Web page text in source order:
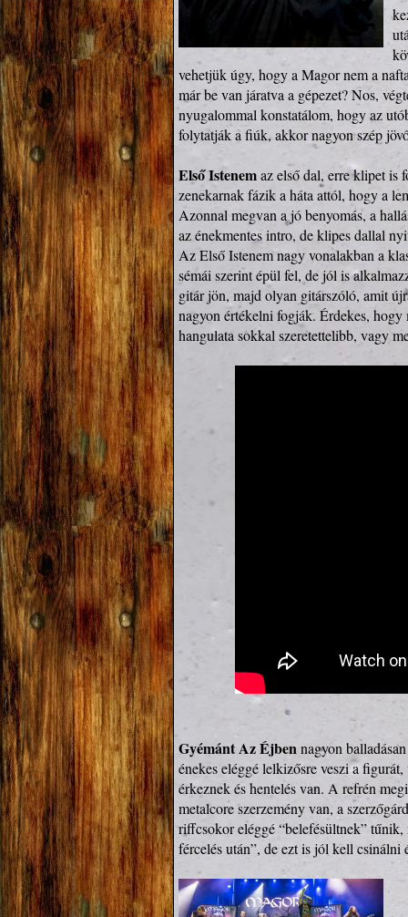
vehetjük úgy, hogy a Magor nem a
már be van járatva a gépezet? Nos,
nyugalommal konstatálom, hogy az
folytatják a fiúk, akkor nagyon szép
Első Istenem az első dal, erre klipet is
zenekarnak fázik a háta attól, hogy a
Azonnal megvan a jó benyomás, a
az énekmentes intro, de klipes dallal
Az Első Istenem nagy vonalakban a
sémái szerint épül fel, de jól is
gitár jön, majd olyan gitárszóló, amit
nagyon értékelni fogják. Érdekes,
hangulata sokkal szeretettelibb, vagy
Gyémánt Az Éjben nagyon
énekes eléggé lelkizősre veszi a
érkeznek és hentelés van. A refrén
metalcore szerzemény van, a
riffcsokor eléggé “belefésültnek”
fércelés után”, de ezt is jól kell csinálni